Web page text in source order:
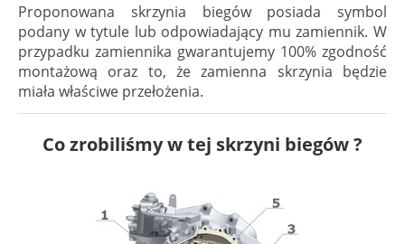
Proponowana skrzynia biegów posiada symbol
podany w tytule lub odpowiadający mu zamiennik. W
przypadku zamiennika gwarantujemy 100% zgodność
montażową oraz to, że zamienna skrzynia będzie
miała właściwe przełożenia.
Co zrobiliśmy w tej skrzyni biegów ?